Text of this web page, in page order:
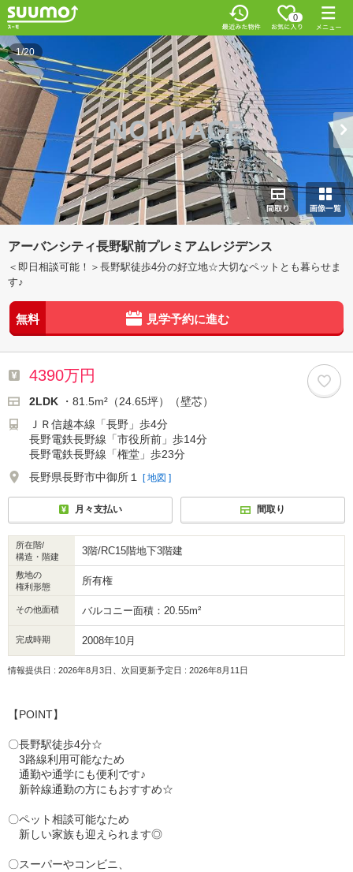
0
1/20
アーバンシティ長野駅前プレミアムレジデンス
＜即日相談可能！＞長野駅徒歩4分の好立地☆大切なペットとも暮らせま
す♪
無料 見学予約に進む
4390万円
2LDK
・81.5m²（24.65坪）（壁芯）
ＪＲ信越本線「長野」歩4分
長野電鉄長野線「市役所前」歩14分
長野電鉄長野線「権堂」歩23分
長野県長野市中御所１
[ 地図 ]
月々支払い 間取り
所在階/
構造・階建
3階/RC15階地下3階建
敷地の
権利形態
所有権
その他面積 バルコニー面積：20.55m²
完成時期 2008年10月
情報提供日 : 2026年8月3日、次回更新予定日 : 2026年8月11日
【POINT】
〇長野駅徒歩4分☆
3路線利用可能なため
通勤や通学にも便利です♪
新幹線通勤の方にもおすすめ☆
〇ペット相談可能なため
新しい家族も迎えられます◎
〇スーパーやコンビニ、